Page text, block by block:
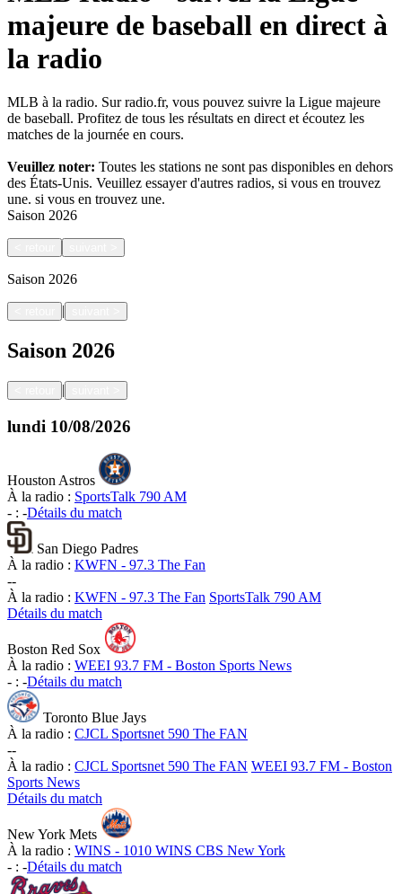
majeure de baseball en direct à
la radio
MLB à la radio. Sur radio.fr, vous pouvez suivre la Ligue majeure
de baseball. Profitez de tous les résultats en direct et écoutez les
matches de la journée en cours.
Veuillez noter: Toutes les stations ne sont pas disponibles en dehors
des États-Unis. Veuillez essayer d'autres radios, si vous en trouvez
une. si vous en trouvez une.
Saison 2026
Saison 2026
|
Saison 2026
|
lundi 10/08/2026
Houston Astros
À la radio : SportsTalk 790 AM
- : -Détails du match
San Diego Padres
À la radio : KWFN - 97.3 The Fan
--
À la radio : KWFN - 97.3 The Fan SportsTalk 790 AM
Détails du match
Boston Red Sox
À la radio : WEEI 93.7 FM - Boston Sports News
- : -Détails du match
Toronto Blue Jays
À la radio : CJCL Sportsnet 590 The FAN
--
À la radio : CJCL Sportsnet 590 The FAN WEEI 93.7 FM - Boston
Sports News
Détails du match
New York Mets
À la radio : WINS - 1010 WINS CBS New York
- : -Détails du match